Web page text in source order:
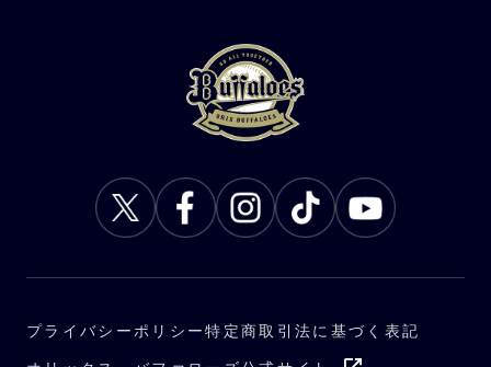
プライバシーポリシー特定商取引法に基づく表記